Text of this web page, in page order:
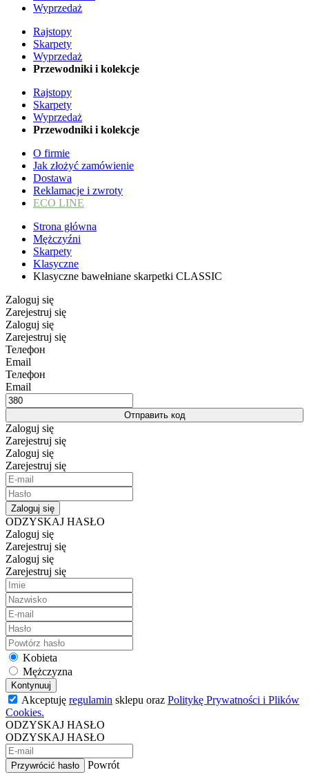
Wyprzedaż
Rajstopy
Skarpety
Wyprzedaż
Przewodniki i kolekcje
Rajstopy
Skarpety
Wyprzedaż
Przewodniki i kolekcje
O firmie
Jak złożyć zamówienie
Dostawa
Reklamacje i zwroty
ECO LINE
Strona główna
Mężczyźni
Skarpety
Klasyczne
Klasyczne bawełniane skarpetki CLASSIC
Zaloguj się
Zarejestruj się
Zaloguj się
Zarejestruj się
Телефон
Email
Телефон
Email
Отправить код
Zaloguj się
Zarejestruj się
Zaloguj się
Zarejestruj się
Zaloguj się
ODZYSKAJ HASŁO
Zaloguj się
Zarejestruj się
Zaloguj się
Zarejestruj się
Kobieta
Mężczyzna
Kontynuuj
Akceptuję regulamin sklepu oraz Politykę Prywatności i Plików
Cookies.
ODZYSKAJ HASŁO
ODZYSKAJ HASŁO
Przywrócić hasło
Powrót